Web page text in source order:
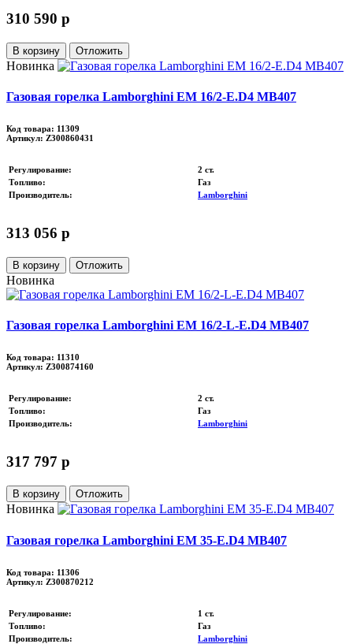
310 590 p
В корзину Отложить
Новинка
Газовая горелка Lamborghini EM 16/2-E.D4 MB407
Код товара: 11309
Артикул: Z300860431
Регулирование:
2 ст.
Топливо:
Газ
Производитель: Lamborghini
313 056 p
В корзину Отложить
Новинка
Газовая горелка Lamborghini EM 16/2-L-E.D4 MB407
Код товара: 11310
Артикул: Z300874160
Регулирование:
2 ст.
Топливо:
Газ
Производитель: Lamborghini
317 797 p
В корзину Отложить
Новинка
Газовая горелка Lamborghini EM 35-E.D4 MB407
Код товара: 11306
Артикул: Z300870212
Регулирование:
1 ст.
Топливо:
Газ
Производитель: Lamborghini